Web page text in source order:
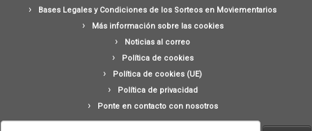
Bases Legales y Condiciones de los Sorteos en Moviementarios
Más información sobre las cookies
Noticias al correo
Política de cookies
Política de cookies (UE)
Política de privacidad
Ponte en contacto con nosotros